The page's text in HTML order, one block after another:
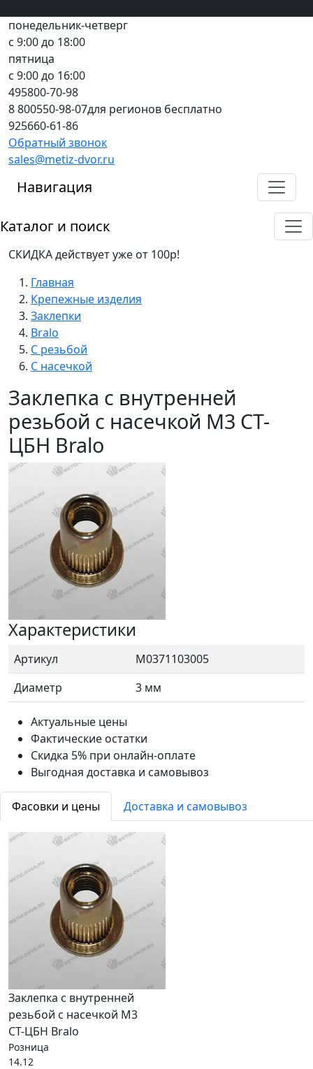
понедельник-четверг
с 9:00 до 18:00
пятница
с 9:00 до 16:00
495800-70-98
8 800550-98-07для регионов бесплатно
925660-61-86
Обратный звонок
sales@metiz-dvor.ru
Навигация
Каталог и поиск
СКИДКА действует уже от 100р!
Главная
Крепежные изделия
Заклепки
Bralo
С резьбой
С насечкой
Заклепка с внутренней
резьбой с насечкой М3 СТ-
ЦБН Bralo
Характеристики
Артикул
М0371103005
Диаметр
3 мм
Актуальные цены
Фактические остатки
Скидка 5% при онлайн-оплате
Выгодная доставка и самовывоз
Фасовки и цены Доставка и самовывоз
Заклепка с внутренней
резьбой с насечкой М3
СТ-ЦБН Bralo
Розница
14.12